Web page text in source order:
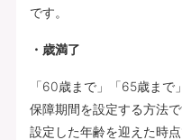
です。
・歳満了
「60歳まで」「65歳まで
保障期間を設定する方法
設定した年齢を迎えた時